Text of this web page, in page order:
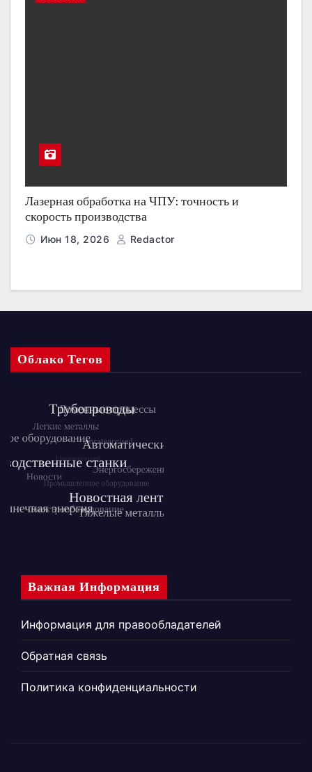
Лазерная обработка на ЧПУ: точность и
скорость производства
Июн 18, 2026 Redactor
Облако Тегов
Важная Информация
Информация для правообладателей
Обратная связь
Политика конфиденциальности